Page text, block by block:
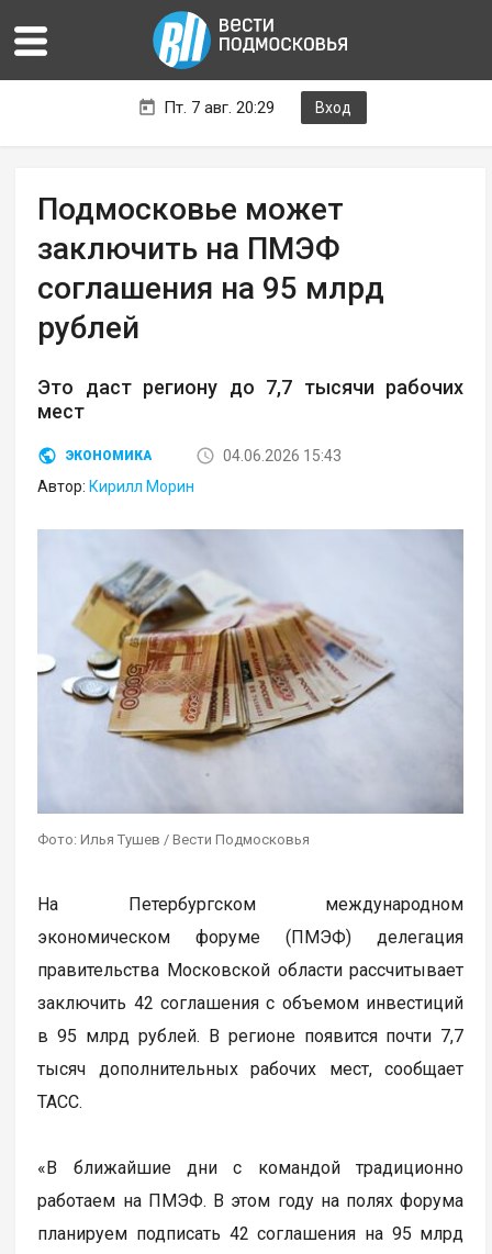
Пт. 7 авг. 20:29 Вход
Подмосковье может
заключить на ПМЭФ
соглашения на 95 млрд
рублей
Это даст региону до 7,7 тысячи рабочих
мест
ЭКОНОМИКА
04.06.2026 15:43
Автор: Кирилл Морин
Фото: Илья Тушев / Вести Подмосковья
На Петербургском международном
экономическом форуме (ПМЭФ) делегация
правительства Московской области рассчитывает
заключить 42 соглашения с объемом инвестиций
в 95 млрд рублей. В регионе появится почти 7,7
тысяч дополнительных рабочих мест, сообщает
ТАСС.
«В ближайшие дни с командой традиционно
работаем на ПМЭФ. В этом году на полях форума
планируем подписать 42 соглашения на 95 млрд